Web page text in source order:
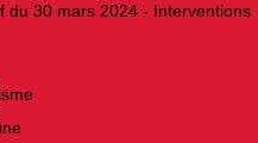
du 30 mars 2024 - Interventions